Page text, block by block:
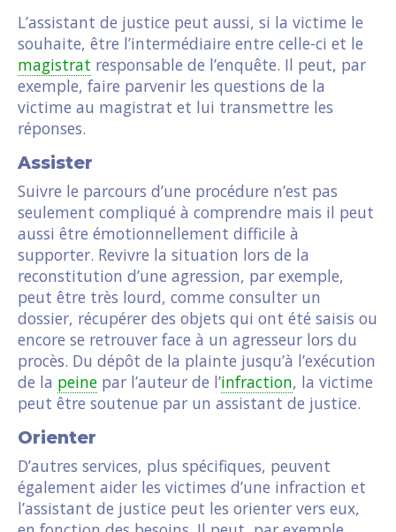
L’assistant de justice peut aussi, si la victime le
souhaite, être l’intermédiaire entre celle-ci et le
magistrat responsable de l’enquête. Il peut, par
exemple, faire parvenir les questions de la
victime au magistrat et lui transmettre les
réponses.
Assister
Suivre le parcours d’une procédure n’est pas
seulement compliqué à comprendre mais il peut
aussi être émotionnellement difficile à
supporter. Revivre la situation lors de la
reconstitution d’une agression, par exemple,
peut être très lourd, comme consulter un
dossier, récupérer des objets qui ont été saisis ou
encore se retrouver face à un agresseur lors du
procès. Du dépôt de la plainte jusqu’à l’exécution
de la peine par l’auteur de l’infraction, la victime
peut être soutenue par un assistant de justice.
Orienter
D’autres services, plus spécifiques, peuvent
également aider les victimes d’une infraction et
l’assistant de justice peut les orienter vers eux,